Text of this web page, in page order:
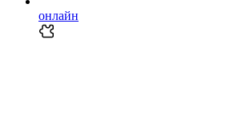
онлайн